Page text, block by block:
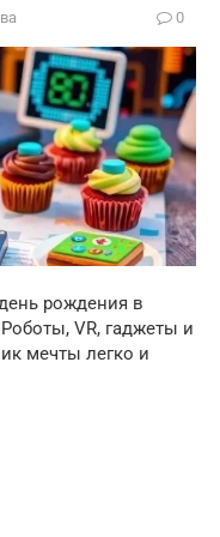
0
рождения в
VR, гаджеты и
мечты легко и